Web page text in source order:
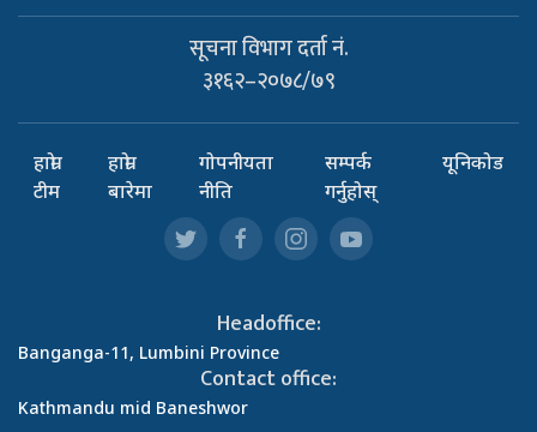
सूचना विभाग दर्ता नं.
३१६२–२०७८/७९
हाम्रो
टीम
हाम्रो
बारेमा
गोपनीयता
नीति
सम्पर्क
गर्नुहोस्
यूनिकोड
Headoffice:
Banganga-11, Lumbini Province
Contact office:
Kathmandu mid Baneshwor